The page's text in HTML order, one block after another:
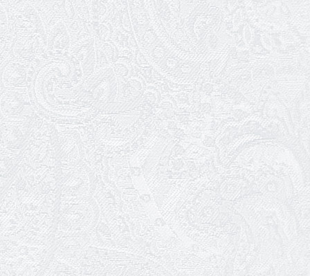
02.04.2026
Запрошуємо на прем'єру вистави
«Божевільна родина»
01.04.2026
Трудовий ювілей Олени Корольової
27.03.2026
З Всесвітнім днем театру!
26.03.2026
Божевільна родина — 24 та 26 квітня
25.03.2026
Нам — 79!
17.03.2026